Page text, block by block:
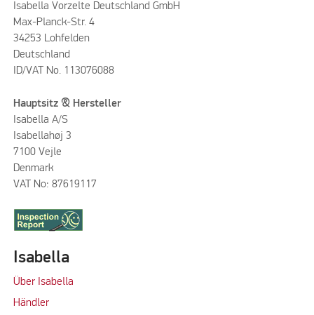
Isabella Vorzelte Deutschland GmbH
Max-Planck-Str. 4
34253 Lohfelden
Deutschland
ID/VAT No. 113076088
Hauptsitz & Hersteller
Isabella A/S
Isabellahøj 3
7100 Vejle
Denmark
VAT No: 87619117
Isabella
Über Isabella
Händler